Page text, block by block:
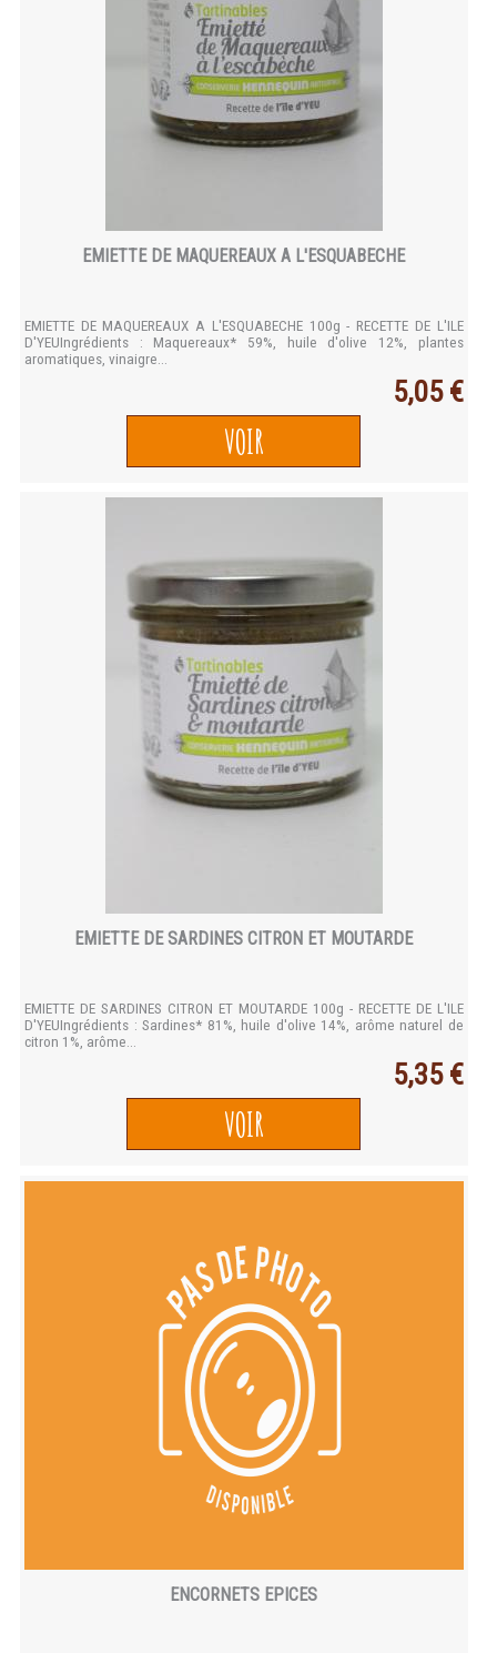
EMIETTE DE MAQUEREAUX A L'ESQUABECHE
EMIETTE DE MAQUEREAUX A L'ESQUABECHE 100g - RECETTE DE L'ILE
D'YEUIngrédients : Maquereaux* 59%, huile d'olive 12%, plantes
aromatiques, vinaigre...
5,05 €
VOIR
EMIETTE DE SARDINES CITRON ET MOUTARDE
EMIETTE DE SARDINES CITRON ET MOUTARDE 100g - RECETTE DE L'ILE
D'YEUIngrédients : Sardines* 81%, huile d'olive 14%, arôme naturel de
citron 1%, arôme...
5,35 €
VOIR
ENCORNETS EPICES